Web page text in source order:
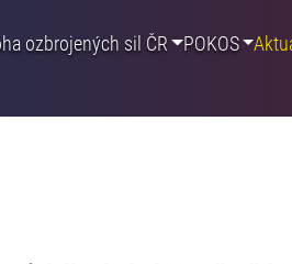
ozbrojených sil ČR POKOS